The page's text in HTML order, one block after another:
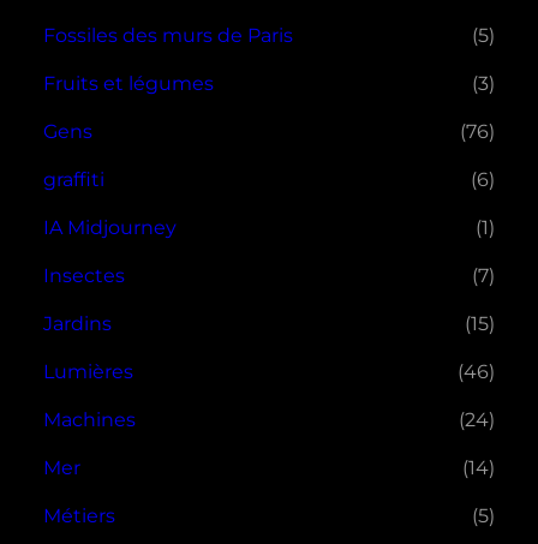
Fossiles des murs de Paris (5)
Fruits et légumes (3)
Gens (76)
graffiti (6)
IA Midjourney (1)
Insectes (7)
Jardins (15)
Lumières (46)
Machines (24)
Mer (14)
Métiers (5)